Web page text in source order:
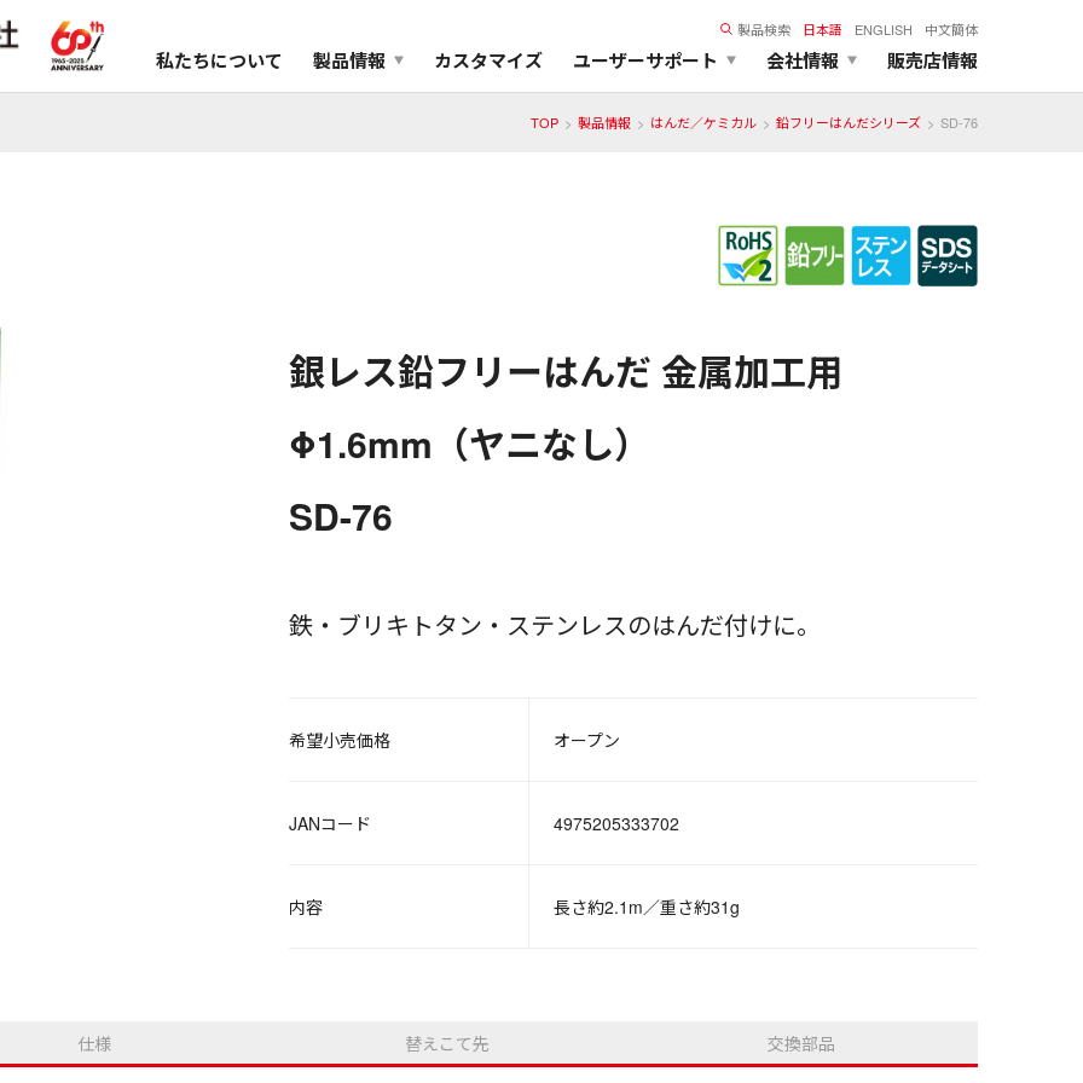
製品検索 日本語 ENGLISH 中文簡体
私たちについて 製品情報 カスタマイズ ユーザーサポート 会社情報 販売店情報
TOP 製品情報 はんだ／ケミカル 鉛フリーはんだシリーズ SD-76
銀レス鉛フリーはんだ 金属加工用
Φ1.6mm（ヤニなし）
SD-76
鉄・ブリキトタン・ステンレスのはんだ付けに。
希望小売価格 オープン
JANコード 4975205333702
内容 長さ約2.1m／重さ約31g
仕様 替えこて先 交換部品